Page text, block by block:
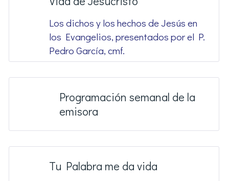
Los dichos y los hechos de Jesús en
los Evangelios, presentados por el P.
Pedro García, cmf.
Programación semanal de la
emisora
Tu Palabra me da vida